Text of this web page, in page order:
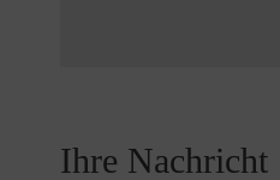
Ihre Nachricht